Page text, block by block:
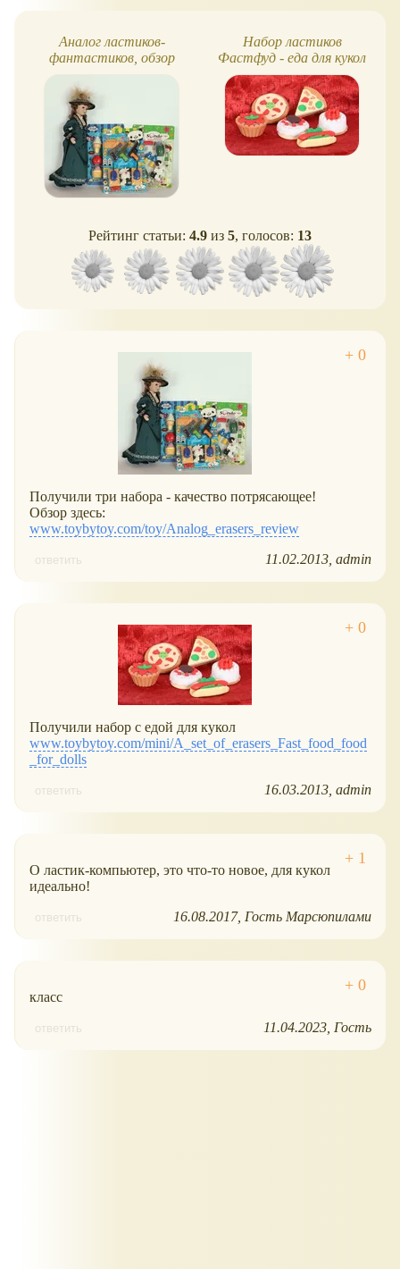
Аналог ластиков-
фантастиков, обзор
Набор ластиков
Фастфуд - еда для кукол
Рейтинг статьи: 4.9 из 5, голосов: 13
Получили три набора - качество потрясающее!
Обзор здесь:
www.toybytoy.com/toy/Analog_erasers_review
ответить 11.02.2013 admin
Получили набор с едой для кукол
www.toybytoy.com/mini/A_set_of_erasers_Fast_food_food
_for_dolls
ответить 16.03.2013 admin
О ластик-компьютер, это что-то новое, для кукол
идеально!
ответить 16.08.2017 Гость Марсюпилами
класс
ответить 11.04.2023 Гость